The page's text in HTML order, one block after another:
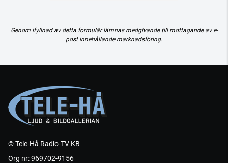
Genom ifyllnad av detta formulär lämnas medgivande till mottagande av e-
post innehållande marknadsföring.
© Tele-Hå Radio-TV KB
Org nr: 969702-9156